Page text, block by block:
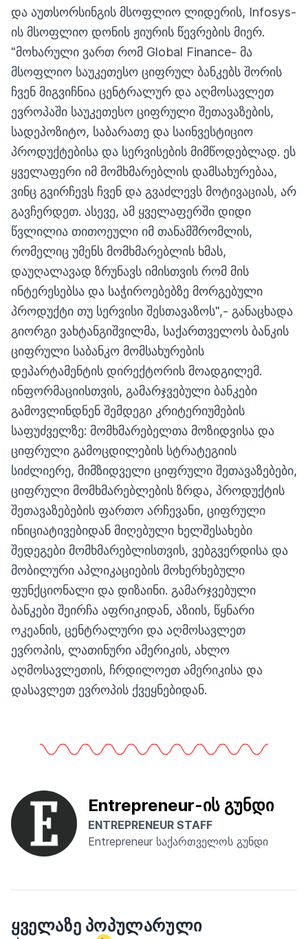
და აუთსორსინგის მსოფლიო ლიდერის, Infosys-
ის მსოფლიო დონის ჟიურის წევრების მიერ.
"მოხარული ვართ რომ Global Finance- მა
მსოფლიო საუკეთესო ციფრულ ბანკებს შორის
ჩვენ მიგვიჩნია ცენტრალურ და აღმოსავლეთ
ევროპაში საუკეთესო ციფრული შეთავაზების,
სადეპოზიტო, საბარათე და საინვესტიციო
პროდუქტებისა და სერვისების მიმწოდებლად. ეს
ყველაფერი იმ მომხმარებლის დამსახურებაა,
ვინც გვირჩევს ჩვენ და გვაძლევს მოტივაციას, არ
გავჩერდეთ. ასევე, ამ ყველაფერში დიდი
წვლილია თითოეული იმ თანამშრომლის,
რომელიც უმენს მომხმარებლის ხმას,
დაუღალავად ზრუნავს იმისთვის რომ მის
ინტერესებსა და საჭიროებებზე მორგებული
პროდუქტი თუ სერვისი შესთავაზოს",- განაცხადა
გიორგი ვახტანგიშვილმა, საქართველოს ბანკის
ციფრული საბანკო მომსახურების
დეპარტამენტის დირექტორის მოადგილემ.
ინფორმაციისთვის, გამარჯვებული ბანკები
გამოვლინდნენ შემდეგი კრიტერიუმების
საფუძველზე: მომხმარებელთა მოზიდვისა და
ციფრული გამოცდილების სტრატეგიის
სიძლიერე, მიმზიდველი ციფრული შეთავაზებები,
ციფრული მომხმარებლების ზრდა, პროდუქტის
შეთავაზებების ფართო არჩევანი, ციფრული
ინიციატივებიდან მიღებული ხელშესახები
შედეგები მომხმარებლისთვის, ვებგვერდისა და
მობილური აპლიკაციების მოხერხებული
ფუნქციონალი და დიზაინი. გამარჯვებული
ბანკები შეირჩა აფრიკიდან, აზიის, წყნარი
ოკეანის, ცენტრალური და აღმოსავლეთ
ევროპის, ლათინური ამერიკის, ახლო
აღმოსავლეთის, ჩრდილოეთ ამერიკისა და
დასავლეთ ევროპის ქვეყნებიდან.
Entrepreneur-ის გუნდი
ENTREPRENEUR STAFF
Entrepreneur საქართველოს გუნდი
ᲧᲕᲔᲚᲐᲖᲔ ᲞᲝᲞᲣᲚᲐᲠᲣᲚᲘ